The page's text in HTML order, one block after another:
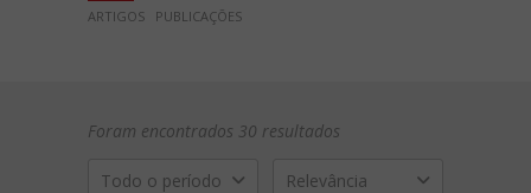
ARTIGOS
PUBLICAÇÕES
Foram encontrados 30 resultados
Todo o período Relevância